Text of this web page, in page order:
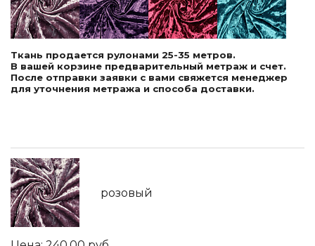
Ткань продается рулонами 25-35 метров.
В вашей корзине предварительный метраж и счет.
После отправки заявки с вами свяжется менеджер
для уточнения метража и способа доставки.
розовый